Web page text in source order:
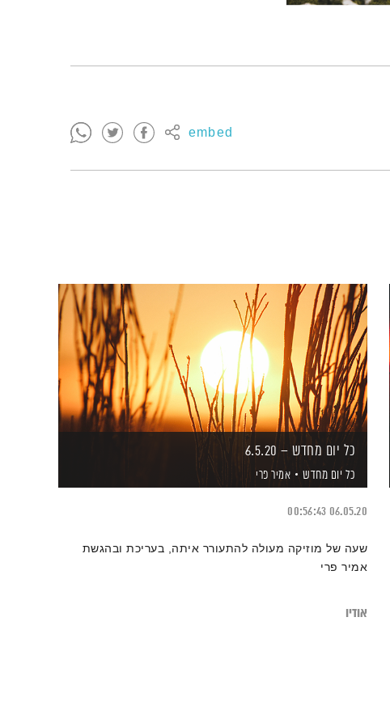
embed
כל יום מחדש – 6.5.20
כל יום מחדש אמיר פרי
06.05.20
00:56:43
שעה של מוזיקה מעולה להתעורר איתה, בעריכת ובהגשת
אמיר פרי
אודיו